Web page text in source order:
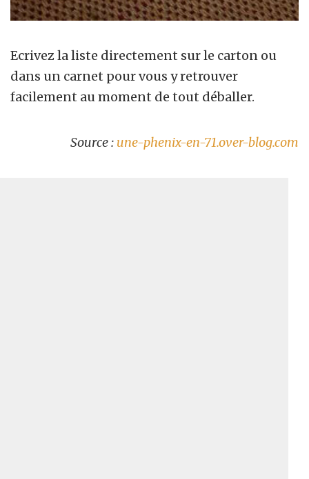
Ecrivez la liste directement sur le carton ou
dans un carnet pour vous y retrouver
facilement au moment de tout déballer.
Source : une-phenix-en-71.over-blog.com